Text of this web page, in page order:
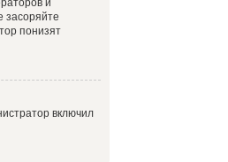
и
засоряйте
понизят
включил